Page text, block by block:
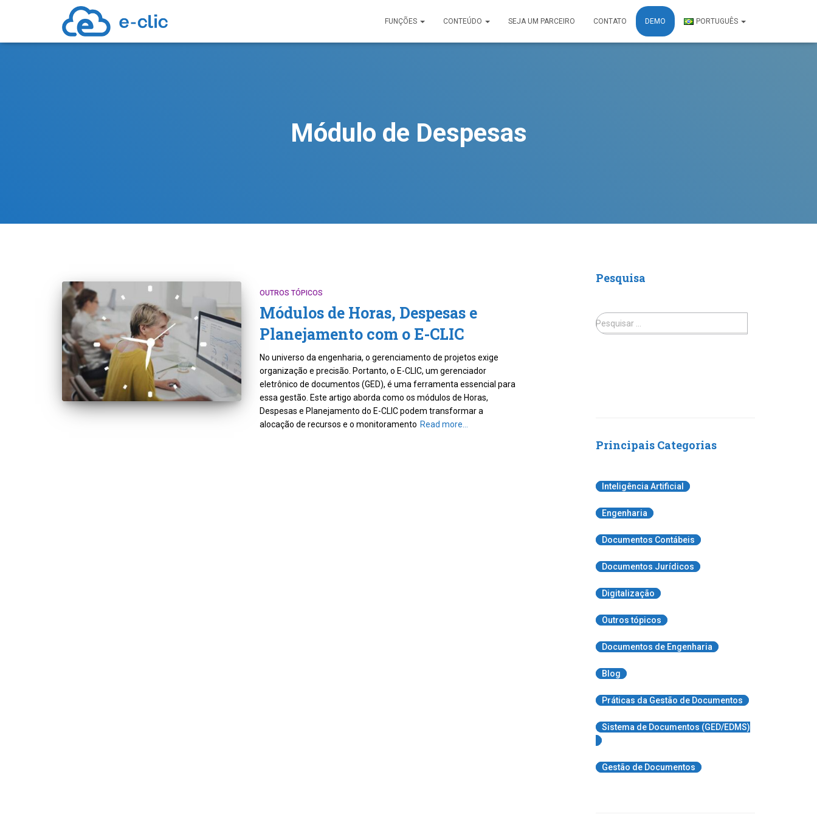
FUNÇÕES CONTEÚDO SEJA UM PARCEIRO CONTATO DEMO PORTUGUÊS
Módulo de Despesas
OUTROS TÓPICOS
Módulos de Horas, Despesas e
Planejamento com o E-CLIC
No universo da engenharia, o gerenciamento de projetos exige
organização e precisão. Portanto, o E-CLIC, um gerenciador
eletrônico de documentos (GED), é uma ferramenta essencial para
essa gestão. Este artigo aborda como os módulos de Horas,
Despesas e Planejamento do E-CLIC podem transformar a
alocação de recursos e o monitoramento Read more…
Pesquisa
Pesquisar …
Principais Categorias
Inteligência Artificial
Engenharia
Documentos Contábeis
Documentos Jurídicos
Digitalização
Outros tópicos
Documentos de Engenharia
Blog
Práticas da Gestão de Documentos
Sistema de Documentos (GED/EDMS)
Gestão de Documentos